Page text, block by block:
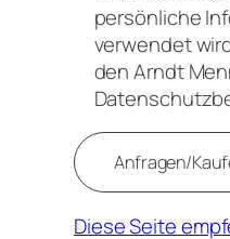
persönliche
verwendet
den Arndt
Diese Seite